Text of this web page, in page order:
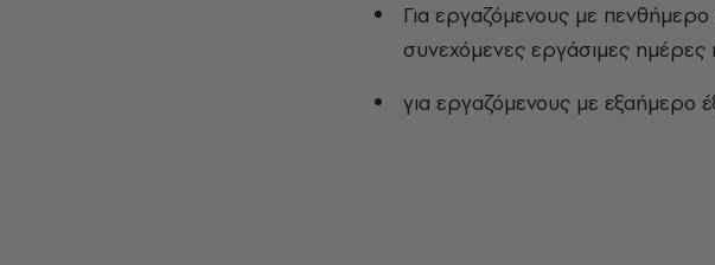
Για εργαζόμενους με πενθήμερο
συνεχόμενες εργάσιμες ημέρες
για εργαζόμενους με εξαήμερο